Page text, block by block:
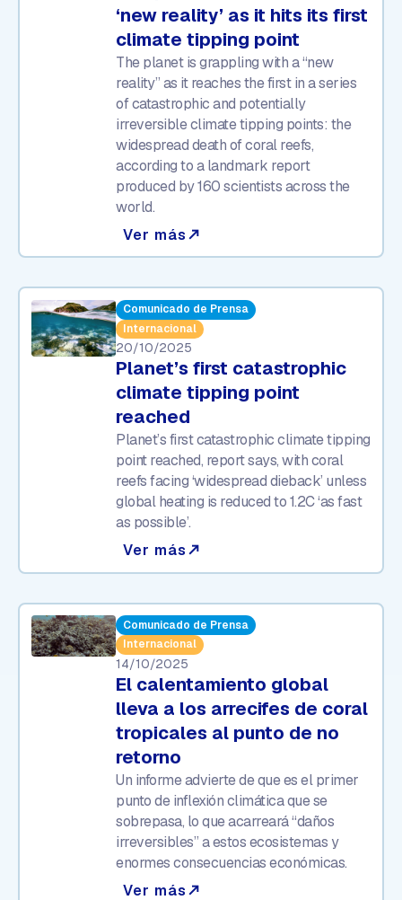
‘new reality’ as it hits its first
climate tipping point
The planet is grappling with a “new
reality” as it reaches the first in a series
of catastrophic and potentially
irreversible climate tipping points: the
widespread death of coral reefs,
according to a landmark report
produced by 160 scientists across the
world.
Ver más north_east
Comunicado de Prensa
Internacional
20/10/2025
Planet’s first catastrophic
climate tipping point
reached
Planet’s first catastrophic climate tipping
point reached, report says, with coral
reefs facing ‘widespread dieback’ unless
global heating is reduced to 1.2C ‘as fast
as possible’.
Ver más north_east
Comunicado de Prensa
Internacional
14/10/2025
El calentamiento global
lleva a los arrecifes de coral
tropicales al punto de no
retorno
Un informe advierte de que es el primer
punto de inflexión climática que se
sobrepasa, lo que acarreará “daños
irreversibles” a estos ecosistemas y
enormes consecuencias económicas.
Ver más north_east